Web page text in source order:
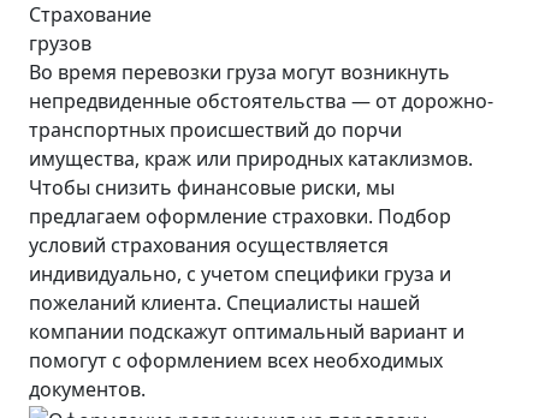
Страхование
грузов
Во время перевозки груза могут возникнуть
непредвиденные обстоятельства — от дорожно-
транспортных происшествий до порчи
имущества, краж или природных катаклизмов.
Чтобы снизить финансовые риски, мы
предлагаем оформление страховки. Подбор
условий страхования осуществляется
индивидуально, с учетом специфики груза и
пожеланий клиента. Специалисты нашей
компании подскажут оптимальный вариант и
помогут с оформлением всех необходимых
документов.